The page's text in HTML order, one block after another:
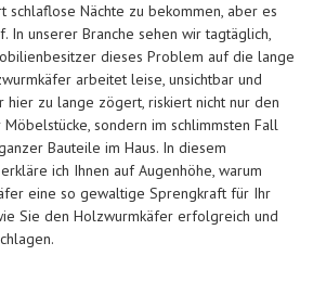
schlaflose Nächte zu bekommen, aber es
In unserer Branche sehen wir tagtäglich,
dieses Problem auf die lange
arbeitet leise, unsichtbar und
hier zu lange zögert, riskiert nicht nur den
sondern im schlimmsten Fall
Bauteile im Haus. In diesem
ich Ihnen auf Augenhöhe, warum
eine so gewaltige Sprengkraft für Ihr
Sie den Holzwurmkäfer erfolgreich und